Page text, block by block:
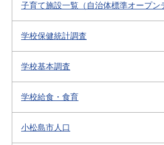
子育て施設一覧（自治体標準オープン
学校保健統計調査
学校基本調査
学校給食・食育
小松島市人口